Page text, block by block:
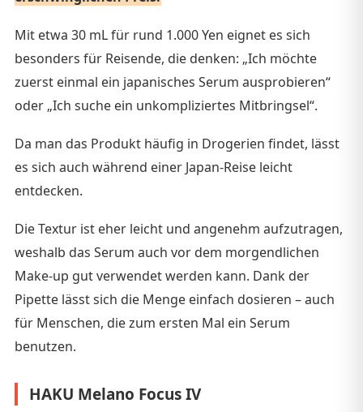
Mit etwa 30 mL für rund 1.000 Yen eignet es sich
besonders für Reisende, die denken: „Ich möchte
zuerst einmal ein japanisches Serum ausprobieren“
oder „Ich suche ein unkompliziertes Mitbringsel“.
Da man das Produkt häufig in Drogerien findet, lässt
es sich auch während einer Japan-Reise leicht
entdecken.
Die Textur ist eher leicht und angenehm aufzutragen,
weshalb das Serum auch vor dem morgendlichen
Make-up gut verwendet werden kann. Dank der
Pipette lässt sich die Menge einfach dosieren – auch
für Menschen, die zum ersten Mal ein Serum
benutzen.
HAKU Melano Focus IV